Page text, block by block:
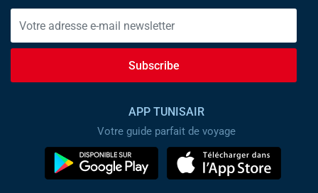
Subscribe
APP TUNISAIR
Votre guide parfait de voyage